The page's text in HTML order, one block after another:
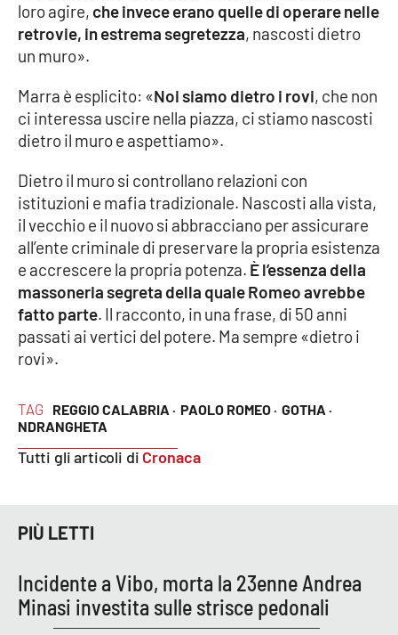
TAG REGGIO CALABRIA · PAOLO ROMEO · GOTHA ·
NDRANGHETA
Tutti gli articoli di Cronaca
loro agire, che invece erano quelle di operare nelle
retrovie, in estrema segretezza, nascosti dietro
un muro».
Marra è esplicito: «Noi siamo dietro i rovi, che non
ci interessa uscire nella piazza, ci stiamo nascosti
dietro il muro e aspettiamo».
Dietro il muro si controllano relazioni con
istituzioni e mafia tradizionale. Nascosti alla vista,
il vecchio e il nuovo si abbracciano per assicurare
all’ente criminale di preservare la propria esistenza
e accrescere la propria potenza. Èl’essenza della
massoneria segreta della quale Romeo avrebbe
fatto parte. Il racconto, in una frase, di 50 anni
passati ai vertici del potere. Ma sempre «dietro i
rovi».
PIÙ LETTI
Incidente a Vibo, morta la 23enne Andrea
Minasi investita sulle strisce pedonali